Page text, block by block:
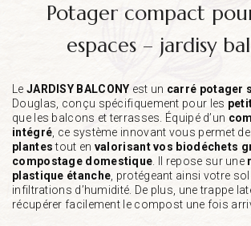
potager compact pour petits
espaces – jardisy
Le JARDISY BALCONY est un carré potager
Douglas, conçu spécifiquement pour les
que les balcons et terrasses. Équipé d’un
intégré , ce système innovant vous permet de
plantestout en valorisant vos biodéchets
compostage domestique . Il repose sur une
plastique étanche , protégeant ainsi votre
infiltrations d’humidité. De plus, une trappe
récupérer facilement le compost une fois